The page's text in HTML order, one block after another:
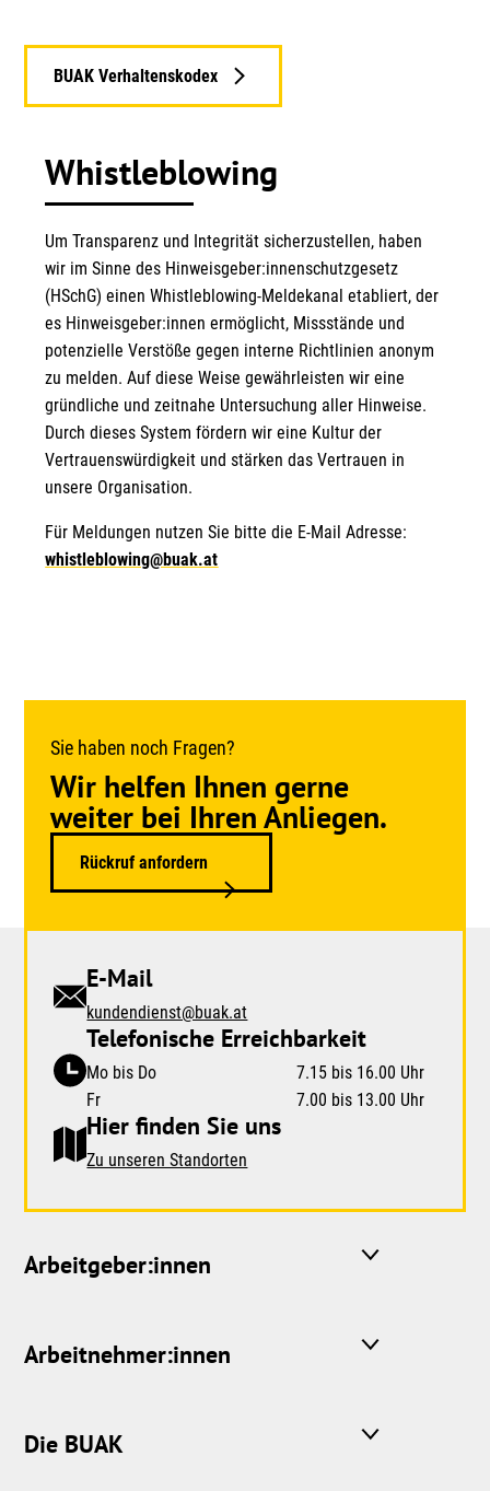
BUAK Verhaltenskodex
Whistleblowing
Um Transparenz und Integrität sicherzustellen, haben
wir im Sinne des Hinweisgeber:innenschutzgesetz
(HSchG) einen Whistleblowing-Meldekanal etabliert, der
es Hinweisgeber:innen ermöglicht, Missstände und
potenzielle Verstöße gegen interne Richtlinien anonym
zu melden. Auf diese Weise gewährleisten wir eine
gründliche und zeitnahe Untersuchung aller Hinweise.
Durch dieses System fördern wir eine Kultur der
Vertrauenswürdigkeit und stärken das Vertrauen in
unsere Organisation.
Für Meldungen nutzen Sie bitte die E-Mail Adresse:
whistleblowing@buak.at
Sie haben noch Fragen?
Wir helfen Ihnen gerne
weiter bei Ihren Anliegen.
Rückruf anfordern
E-Mail
kundendienst@buak.at
Telefonische Erreichbarkeit
Mo bis Do
7.15 bis 16.00 Uhr
Fr
7.00 bis 13.00 Uhr
Hier finden Sie uns
Zu unseren Standorten
Arbeitgeber:innen
Arbeitnehmer:innen
Die BUAK